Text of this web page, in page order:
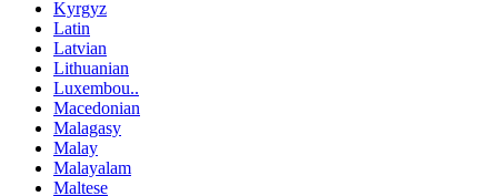
Kyrgyz
Latin
Latvian
Lithuanian
Luxembou..
Macedonian
Malagasy
Malay
Malayalam
Maltese